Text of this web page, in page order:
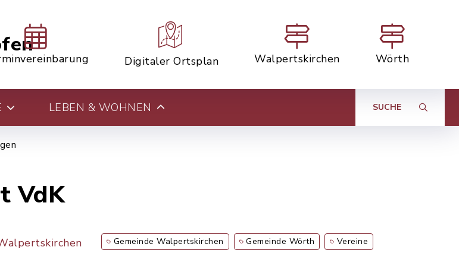
Digitaler Ortsplan Walpertskirchen Wörth
LEBEN & WOHNEN SUCHE
VdK
Gemeinde Walpertskirchen Gemeinde Wörth Vereine